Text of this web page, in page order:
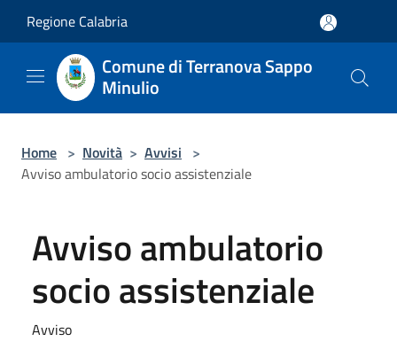
Regione Calabria
Comune di Terranova Sappo
Minulio
Home > Novità > Avvisi >
Avviso ambulatorio socio assistenziale
Avviso ambulatorio
socio assistenziale
Avviso